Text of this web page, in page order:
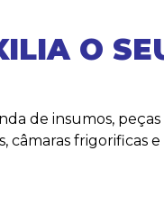
O
de insumos,
câmaras frigorificas e